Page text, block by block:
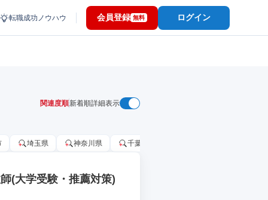
転職成功ノウハウ 会員登録 無料 ログイン
関連度順新着順詳細表示
埼玉県 神奈川県 千葉市
(大学受験・推薦対策)